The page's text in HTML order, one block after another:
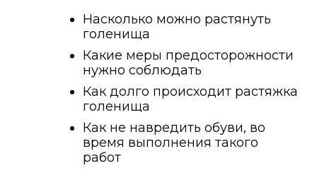
Насколько можно растянуть
голенища
Какие меры предосторожности
нужно соблюдать
Как долго происходит растяжка
голенища
Как не навредить обуви, во
время выполнения такого
работ